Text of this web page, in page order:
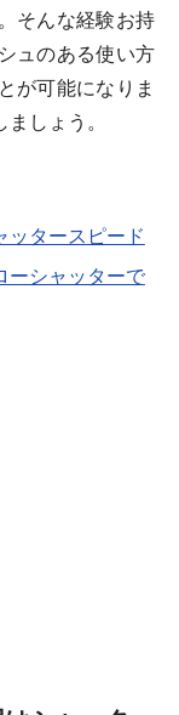
そんな経験お持
ュのある使い方
が可能になりま
しょう。
ッタースピード
ーシャッターで